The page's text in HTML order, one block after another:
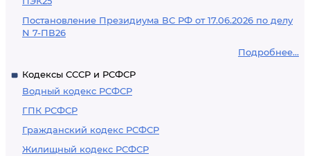
Постановление Президиума ВС РФ от 17.06.2026 по делу
N 7-ПВ26
Подробнее...
Кодексы СССР и РСФСР
Водный кодекс РСФСР
ГПК РСФСР
Гражданский кодекс РСФСР
Жилищный кодекс РСФСР